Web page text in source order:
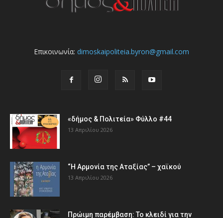
Επικοινωνία: dimoskaipoliteia.byron@gmail.com
«δήμος & Πολιτεία» Φύλλο #44
13 Απριλίου 2026
“Η Αρμονία της Αταξίας” – χαϊκού
13 Απριλίου 2026
Πρώιμη παρέμβαση: Το κλειδί για την